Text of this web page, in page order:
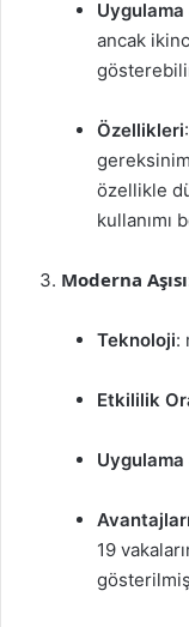
ancak
Özellikleri
özellikle
kullanımı
Moderna Aşısı
Teknoloji:
Etkililik
Avantajları
19